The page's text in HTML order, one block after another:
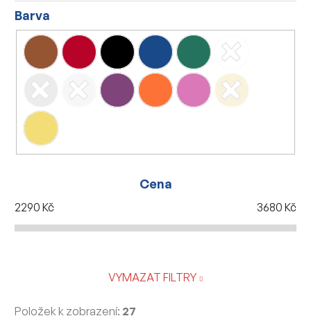
Barva
Cena
2290 Kč 3680 Kč
VYMAZAT FILTRY
Položek k zobrazení: 27